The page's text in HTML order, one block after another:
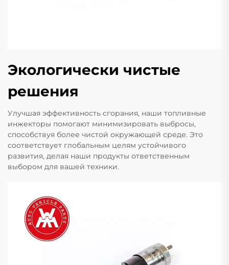
Экологически чистые
решения
Улучшая эффективность сгорания, наши топливные
инжекторы помогают минимизировать выбросы,
способствуя более чистой окружающей среде. Это
соответствует глобальным целям устойчивого
развития, делая наши продукты ответственным
выбором для вашей техники.